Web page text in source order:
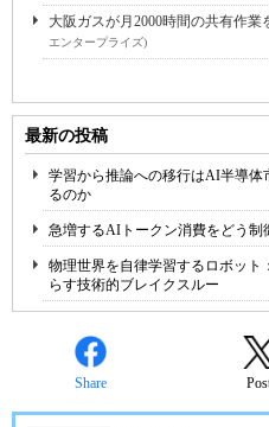
大阪ガスが月2000時間の共有作
エンタープライズ)
最新の投稿
学習から推論への移行はAI半導体
るのか
急増するAIトークン消費をどう制
物理世界を自律学習するロボッ
らす技術的ブレイクスルー
Share